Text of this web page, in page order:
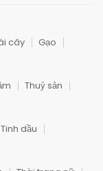
cây
Gạo
Thuỷ sản
Tinh dầu